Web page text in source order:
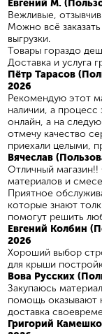
​Евгений М.
Вежливые,
Можно всё
выгрузки.
Товары гораздо
Доставка и услуга
Пётр Тарасов
2026
Рекомендую этот
наличии, а
онлайн, а на
отмечу качество
приехали целыми,
Вячеслав
Отличный
материалов и
Приятное
которые знают
помогут решить
​Евгений Колбин
2026
Хороший выбор
для крыши
Вова Русских
Закупаюсь
помощь оказывают
доставка
​Григорий